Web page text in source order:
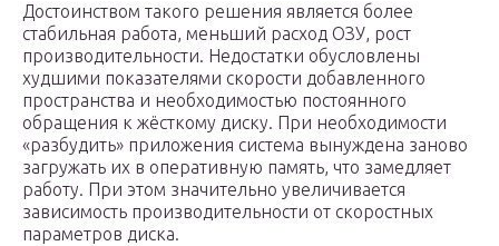
Достоинством такого решения является более
стабильная работа, меньший расход ОЗУ, рост
производительности. Недостатки обусловлены
худшими показателями скорости добавленного
пространства и необходимостью постоянного
обращения к жёсткому диску. При необходимости
«разбудить» приложения система вынуждена заново
загружать их в оперативную память, что замедляет
работу. При этом значительно увеличивается
зависимость производительности от скоростных
параметров диска.